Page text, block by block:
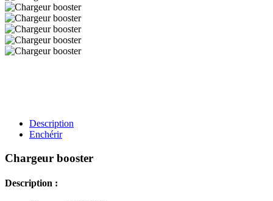
Description
Enchérir
Chargeur booster
Description :